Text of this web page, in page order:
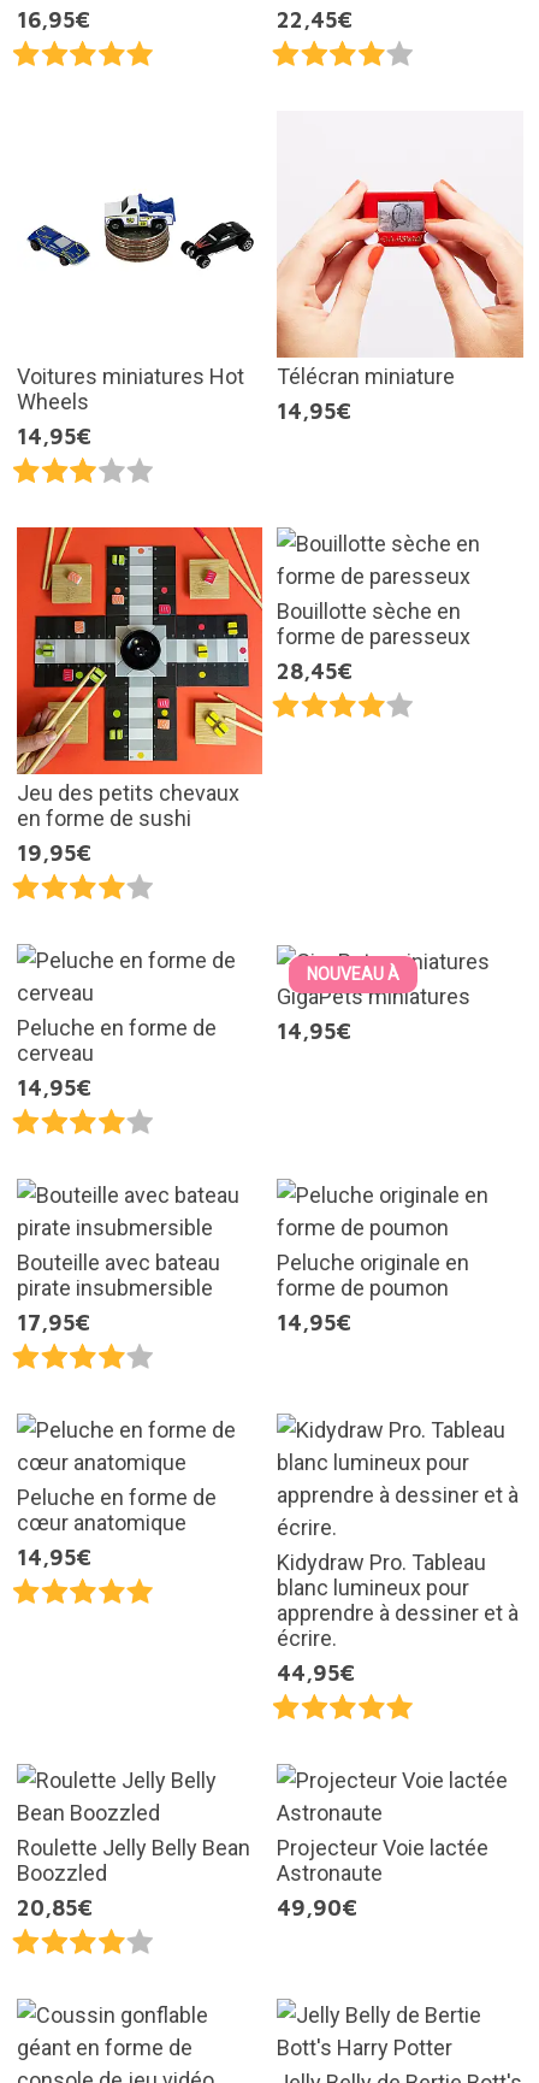
16,95€
22,45€
Voitures miniatures Hot
Wheels
14,95€
Télécran miniature
14,95€
Jeu des petits chevaux
en forme de sushi
19,95€
Bouillotte sèche en
forme de paresseux
28,45€
Peluche en forme de
cerveau
14,95€
NOUVEAU À
GigaPets miniatures
14,95€
Bouteille avec bateau
pirate insubmersible
17,95€
Peluche originale en
forme de poumon
14,95€
Peluche en forme de
cœur anatomique
14,95€
Kidydraw Pro. Tableau
blanc lumineux pour
apprendre à dessiner et à
écrire.
44,95€
Roulette Jelly Belly Bean
Boozzled
20,85€
Projecteur Voie lactée
Astronaute
49,90€